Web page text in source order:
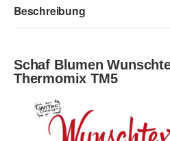
Beschreibung
Schaf Blumen
Thermomix TM5